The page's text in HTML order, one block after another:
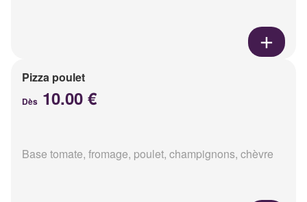
Pizza poulet
Dès 10.00 €
Base tomate, fromage, poulet, champignons, chèvre